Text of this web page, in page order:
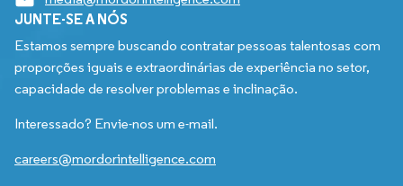
JUNTE-SE A NÓS
Estamos sempre buscando contratar pessoas talentosas com
proporções iguais e extraordinárias de experiência no setor,
capacidade de resolver problemas e inclinação.
Interessado? Envie-nos um e-mail.
careers@mordorintelligence.com